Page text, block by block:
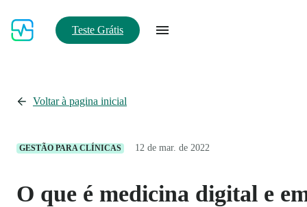
Teste Grátis
Voltar à pagina inicial
GESTÃO PARA CLÍNICAS 12 de mar. de 2022
O que é medicina digital e